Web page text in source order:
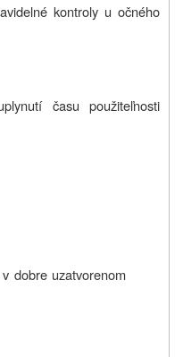
kontroly u očného
času použiteľnosti
dobre uzatvorenom